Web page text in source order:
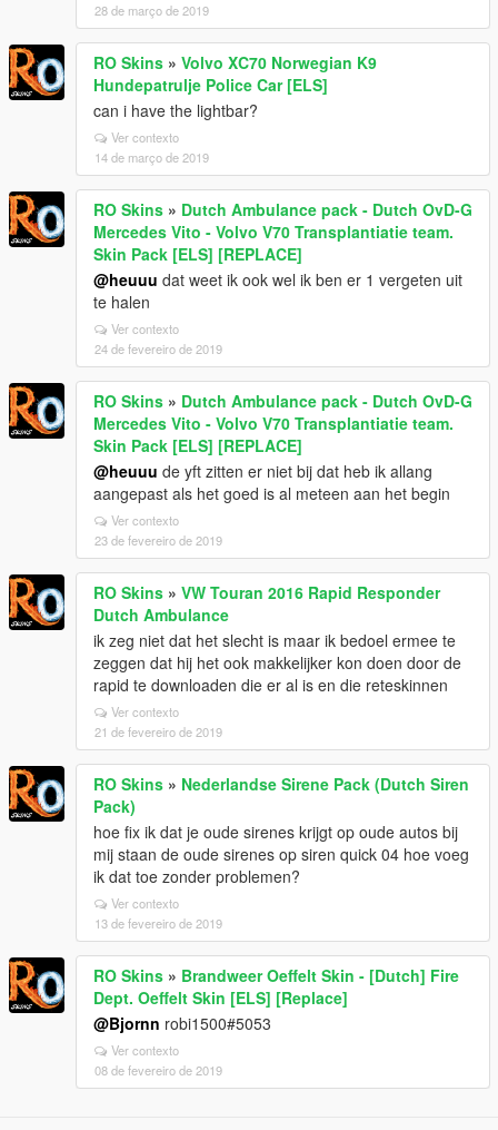
28 de março de 2019
RO Skins » Volvo XC70 Norwegian K9
Hundepatrulje Police Car [ELS]
can i have the lightbar?
Ver contexto
14 de março de 2019
RO Skins » Dutch Ambulance pack - Dutch OvD-G
Mercedes Vito - Volvo V70 Transplantiatie team.
Skin Pack [ELS] [REPLACE]
@heuuu dat weet ik ook wel ik ben er 1 vergeten uit
te halen
Ver contexto
24 de fevereiro de 2019
RO Skins » Dutch Ambulance pack - Dutch OvD-G
Mercedes Vito - Volvo V70 Transplantiatie team.
Skin Pack [ELS] [REPLACE]
@heuuu de yft zitten er niet bij dat heb ik allang
aangepast als het goed is al meteen aan het begin
Ver contexto
23 de fevereiro de 2019
RO Skins » VW Touran 2016 Rapid Responder
Dutch Ambulance
ik zeg niet dat het slecht is maar ik bedoel ermee te
zeggen dat hij het ook makkelijker kon doen door de
rapid te downloaden die er al is en die reteskinnen
Ver contexto
21 de fevereiro de 2019
RO Skins » Nederlandse Sirene Pack (Dutch Siren
Pack)
hoe fix ik dat je oude sirenes krijgt op oude autos bij
mij staan de oude sirenes op siren quick 04 hoe voeg
ik dat toe zonder problemen?
Ver contexto
13 de fevereiro de 2019
RO Skins » Brandweer Oeffelt Skin - [Dutch] Fire
Dept. Oeffelt Skin [ELS] [Replace]
@Bjornn robi1500#5053
Ver contexto
08 de fevereiro de 2019